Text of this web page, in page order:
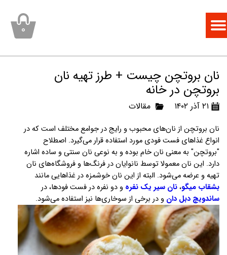
۰
نان بروتچن چیست + طرز تهیه نان
بروتچن در خانه
۲۱ آذر ۱۴۰۲ مقالات
نان بروتچن از نان‌های محبوب و رایج در جوامع مختلف است که در
انواع غذاهای فست فودی مورد استفاده قرار می‌گیرد. اصطلاح
"بروتچن" به معنی نان خام بوده و به نوعی نان سنتی و ساده اشاره
دارد. این نان معمولا توسط نانوایان در فرنگ‌ها و فروشگاه‌های نان
تهیه و عرضه می‌شود. البته از این نان خوشمزه در غذاهایی مانند
بشقاب میگو،نان سیر یک نفره و دو نفره در فست فودها، در
ساندویچ دبل دان و در برخی از سوخاری‌ها نیز استفاده می‌شود.